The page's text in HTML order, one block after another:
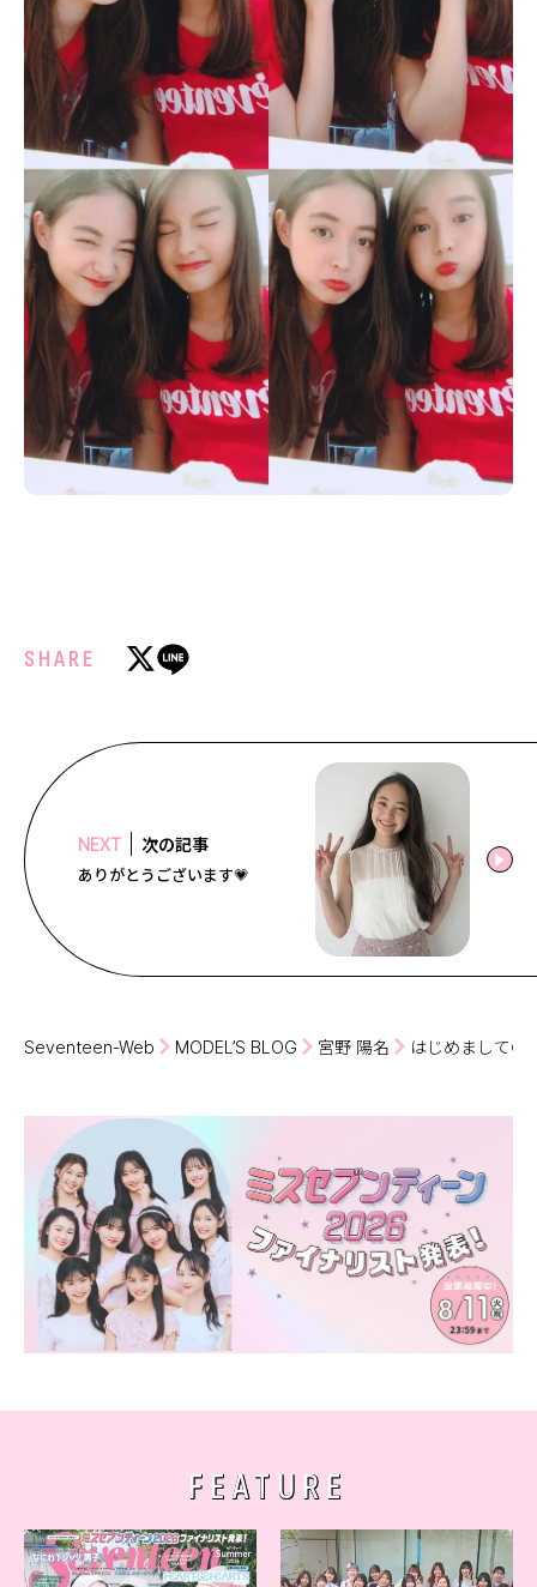
SHARE
NEXT 次の記事
ありがとうございます💗
Seventeen-Web MODEL’S BLOG 宮野 陽名 はじめまして😃
FEATURE